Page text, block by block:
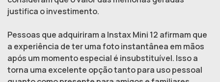
justifica o investimento.
Pessoas que adquiriram a Instax Mini 12 afirmam que
a experiência de ter uma foto instantânea em mãos
após um momento especial é insubstituível. Isso a
torna uma excelente opção tanto para uso pessoal